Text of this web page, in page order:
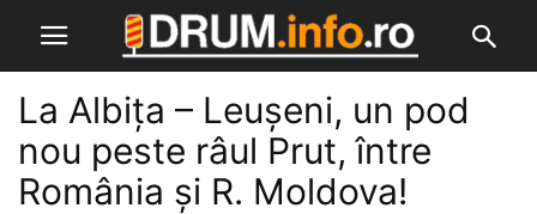
La Albița – Leușeni, un pod
nou peste râul Prut, între
România și R. Moldova!